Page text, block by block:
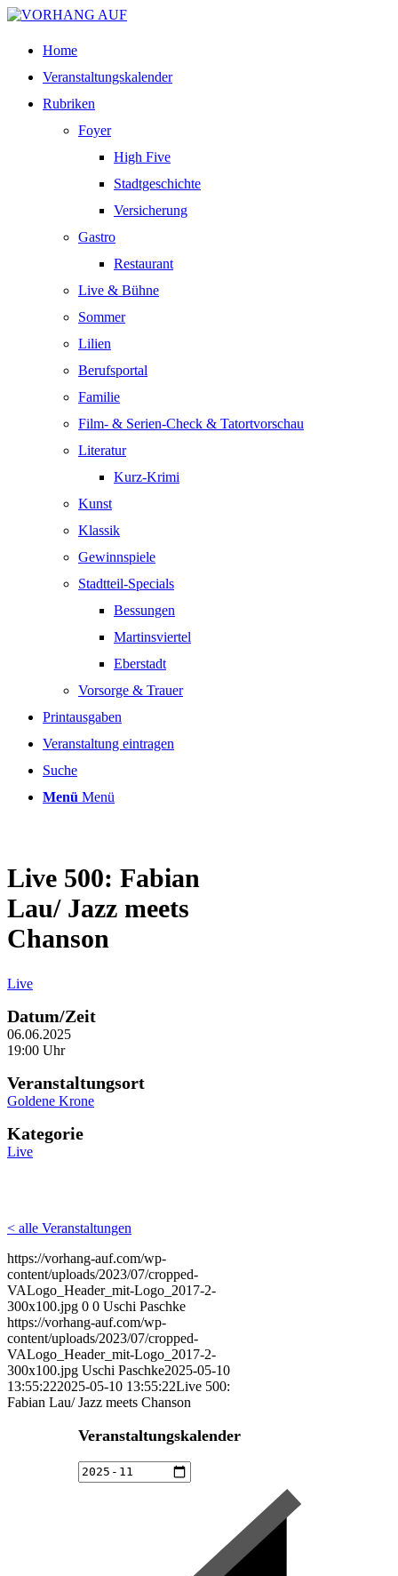
Home
Veranstaltungskalender
Rubriken
Foyer
High Five
Stadtgeschichte
Versicherung
Gastro
Restaurant
Live & Bühne
Sommer
Lilien
Berufsportal
Familie
Film- & Serien-Check & Tatortvorschau
Literatur
Kurz-Krimi
Kunst
Klassik
Gewinnspiele
Stadtteil-Specials
Bessungen
Martinsviertel
Eberstadt
Vorsorge & Trauer
Printausgaben
Veranstaltung eintragen
Suche
Menü Menü
Live 500: Fabian
Lau/ Jazz meets
Chanson
Live
Datum/Zeit
06.06.2025
19:00 Uhr
Veranstaltungsort
Goldene Krone
Kategorie
Live
< alle Veranstaltungen
https://vorhang-auf.com/wp-
content/uploads/2023/07/cropped-
VALogo_Header_mit-Logo_2017-2-
300x100.jpg 0 0 Uschi Paschke
https://vorhang-auf.com/wp-
content/uploads/2023/07/cropped-
VALogo_Header_mit-Logo_2017-2-
300x100.jpg Uschi Paschke2025-05-10
13:55:222025-05-10 13:55:22Live 500:
Fabian Lau/ Jazz meets Chanson
Veranstaltungskalender